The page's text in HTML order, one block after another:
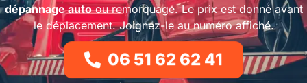
dépannage autoou remorquage. Le prix est donné avant
le déplacement. Joignez-le au numéro affiché.
06 51 62 62 41